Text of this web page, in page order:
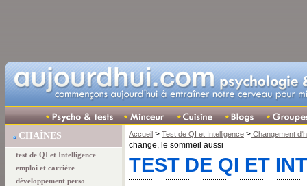
CHAÎNES
test de QI et Intelligence
emploi et carrière
développement perso
Accueil > Test de QI et Intelligence > Changement
change, le sommeil aussi
TEST DE QI ET